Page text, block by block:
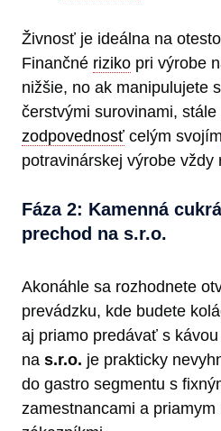
Živnosť je ideálna na
Finančné riziko pri výrobe
nižšie, no ak manipulujete
čerstvými surovinami, stále
zodpovednosť celým svojím
potravinárskej výrobe vždy
Fáza 2: Kamenná
prechod na s.r.o.
Akonáhle sa rozhodnete
prevádzku, kde budete
aj priamo predávať s
na s.r.o. je prakticky
do gastro segmentu s
zamestnancami a priamym